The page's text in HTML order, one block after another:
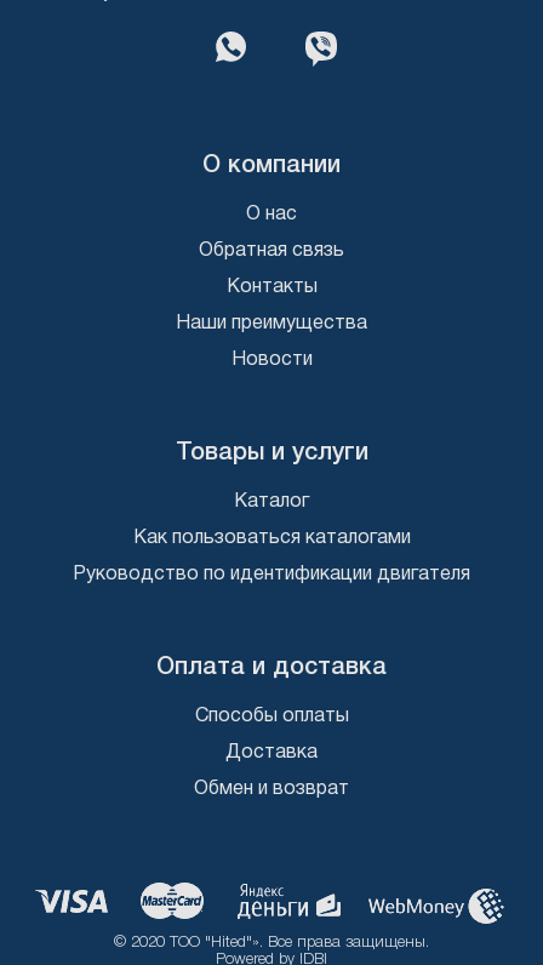
О компании
О нас
Обратная связь
Контакты
Наши преимущества
Новости
Товары и услуги
Каталог
Как пользоваться каталогами
Руководство по идентификации двигателя
Оплата и доставка
Способы оплаты
Доставка
Обмен и возврат
© 2020 ТОО "Hited"». Все права защищены.
Powered by
IDBI